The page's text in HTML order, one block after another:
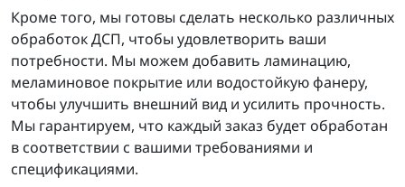
Кроме того, мы готовы сделать несколько различных
обработок ДСП, чтобы удовлетворить ваши
потребности. Мы можем добавить ламинацию,
меламиновое покрытие или водостойкую фанеру,
чтобы улучшить внешний вид и усилить прочность.
Мы гарантируем, что каждый заказ будет обработан
в соответствии с вашими требованиями и
спецификациями.